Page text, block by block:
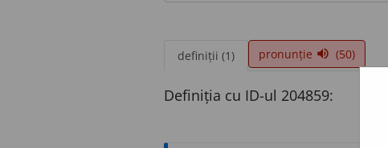
definiții (1) pronunție volume_up (50)
Definiția cu ID-ul 204859: